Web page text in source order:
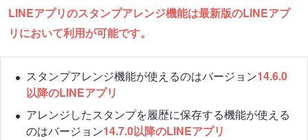
LINEアプリのスタンプアレンジ機能は最新版のLINEアプ
リにおいて利用が可能です。
スタンプアレンジ機能が使えるのはバージョン14.6.0
以降のLINEアプリ
アレンジしたスタンプを履歴に保存する機能が使える
のはバージョン14.7.0以降のLINEアプリ